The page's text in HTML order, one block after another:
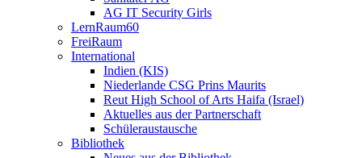
AG IT Security Girls
LernRaum60
FreiRaum
International
Indien (KIS)
Niederlande CSG Prins Maurits
Reut High School of Arts Haifa (Israel)
Aktuelles aus der Partnerschaft
Schüleraustausche
Bibliothek